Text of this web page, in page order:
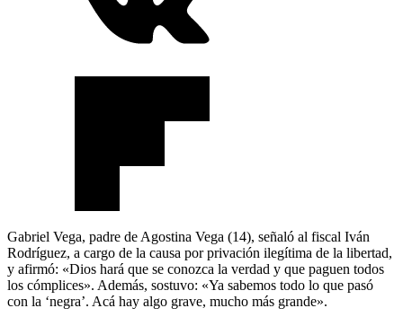
Gabriel Vega, padre de Agostina Vega (14), señaló al fiscal Iván
Rodríguez, a cargo de la causa por privación ilegítima de la libertad,
y afirmó: «Dios hará que se conozca la verdad y que paguen todos
los cómplices». Además, sostuvo: «Ya sabemos todo lo que pasó
con la ‘negra’. Acá hay algo grave, mucho más grande».